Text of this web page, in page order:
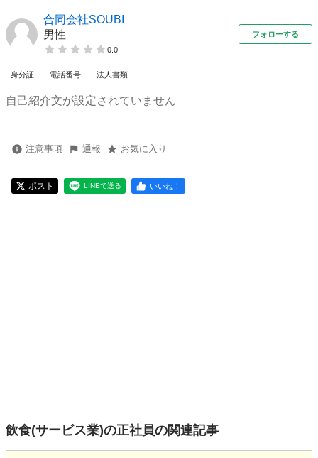
合同会社SOUBI
男性
0.0
フォローする
身分証 電話番号 法人書類
自己紹介文が設定されていません
注意事項 通報 お気に入り
ポスト LINEで送る いいね！
飲食(サービス業)の正社員の関連記事